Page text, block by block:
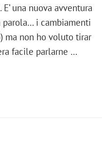
una nuova avventura
parola… i cambiamenti
ma non ho voluto tirar
facile parlarne …